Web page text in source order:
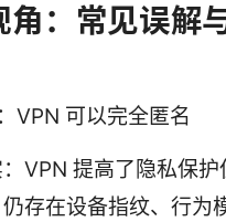
角：常见误解
VPN 可以完全匿名
VPN 提高了隐私保护
存在设备指纹、行为